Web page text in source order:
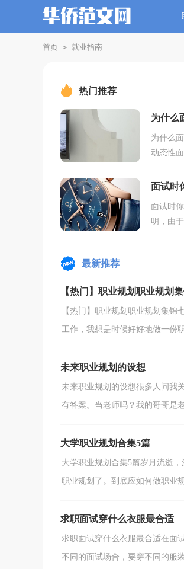
首页 > 就业指南
热门推荐
为什么
为什么
动态性
面试时
面试时
面试时
明，由
最新推荐
【热门】职业规划职业规划
【热门】职业规划职业规划集
工作，我想是时候好好地做一份
未来职业规划的设想
未来职业规划的设想很多人问我
有答案。当老师吗？我的哥哥是
大学职业规划合集5篇
大学职业规划合集5篇岁月流逝
职业规划了。到底应如何做职业
求职面试穿什么衣服最合适
求职面试穿什么衣服最合适在面
不同的面试场合，要穿不同的服